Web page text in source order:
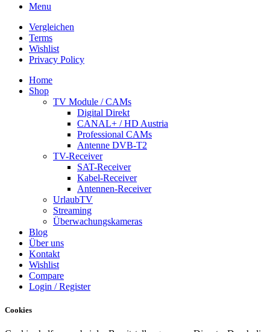
Menu
Vergleichen
Terms
Wishlist
Privacy Policy
Home
Shop
TV Module / CAMs
Digital Direkt
CANAL+ / HD Austria
Professional CAMs
Antenne DVB-T2
TV-Receiver
SAT-Receiver
Kabel-Receiver
Antennen-Receiver
UrlaubTV
Streaming
Überwachungskameras
Blog
Über uns
Kontakt
Wishlist
Compare
Login / Register
Cookies